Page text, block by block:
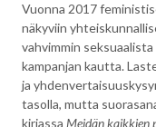
Vuonna 2017
näkyviin
vahvimmin
kampanjan kautta.
ja
tasolla, mutta
kirjassa Meidän kaikkien